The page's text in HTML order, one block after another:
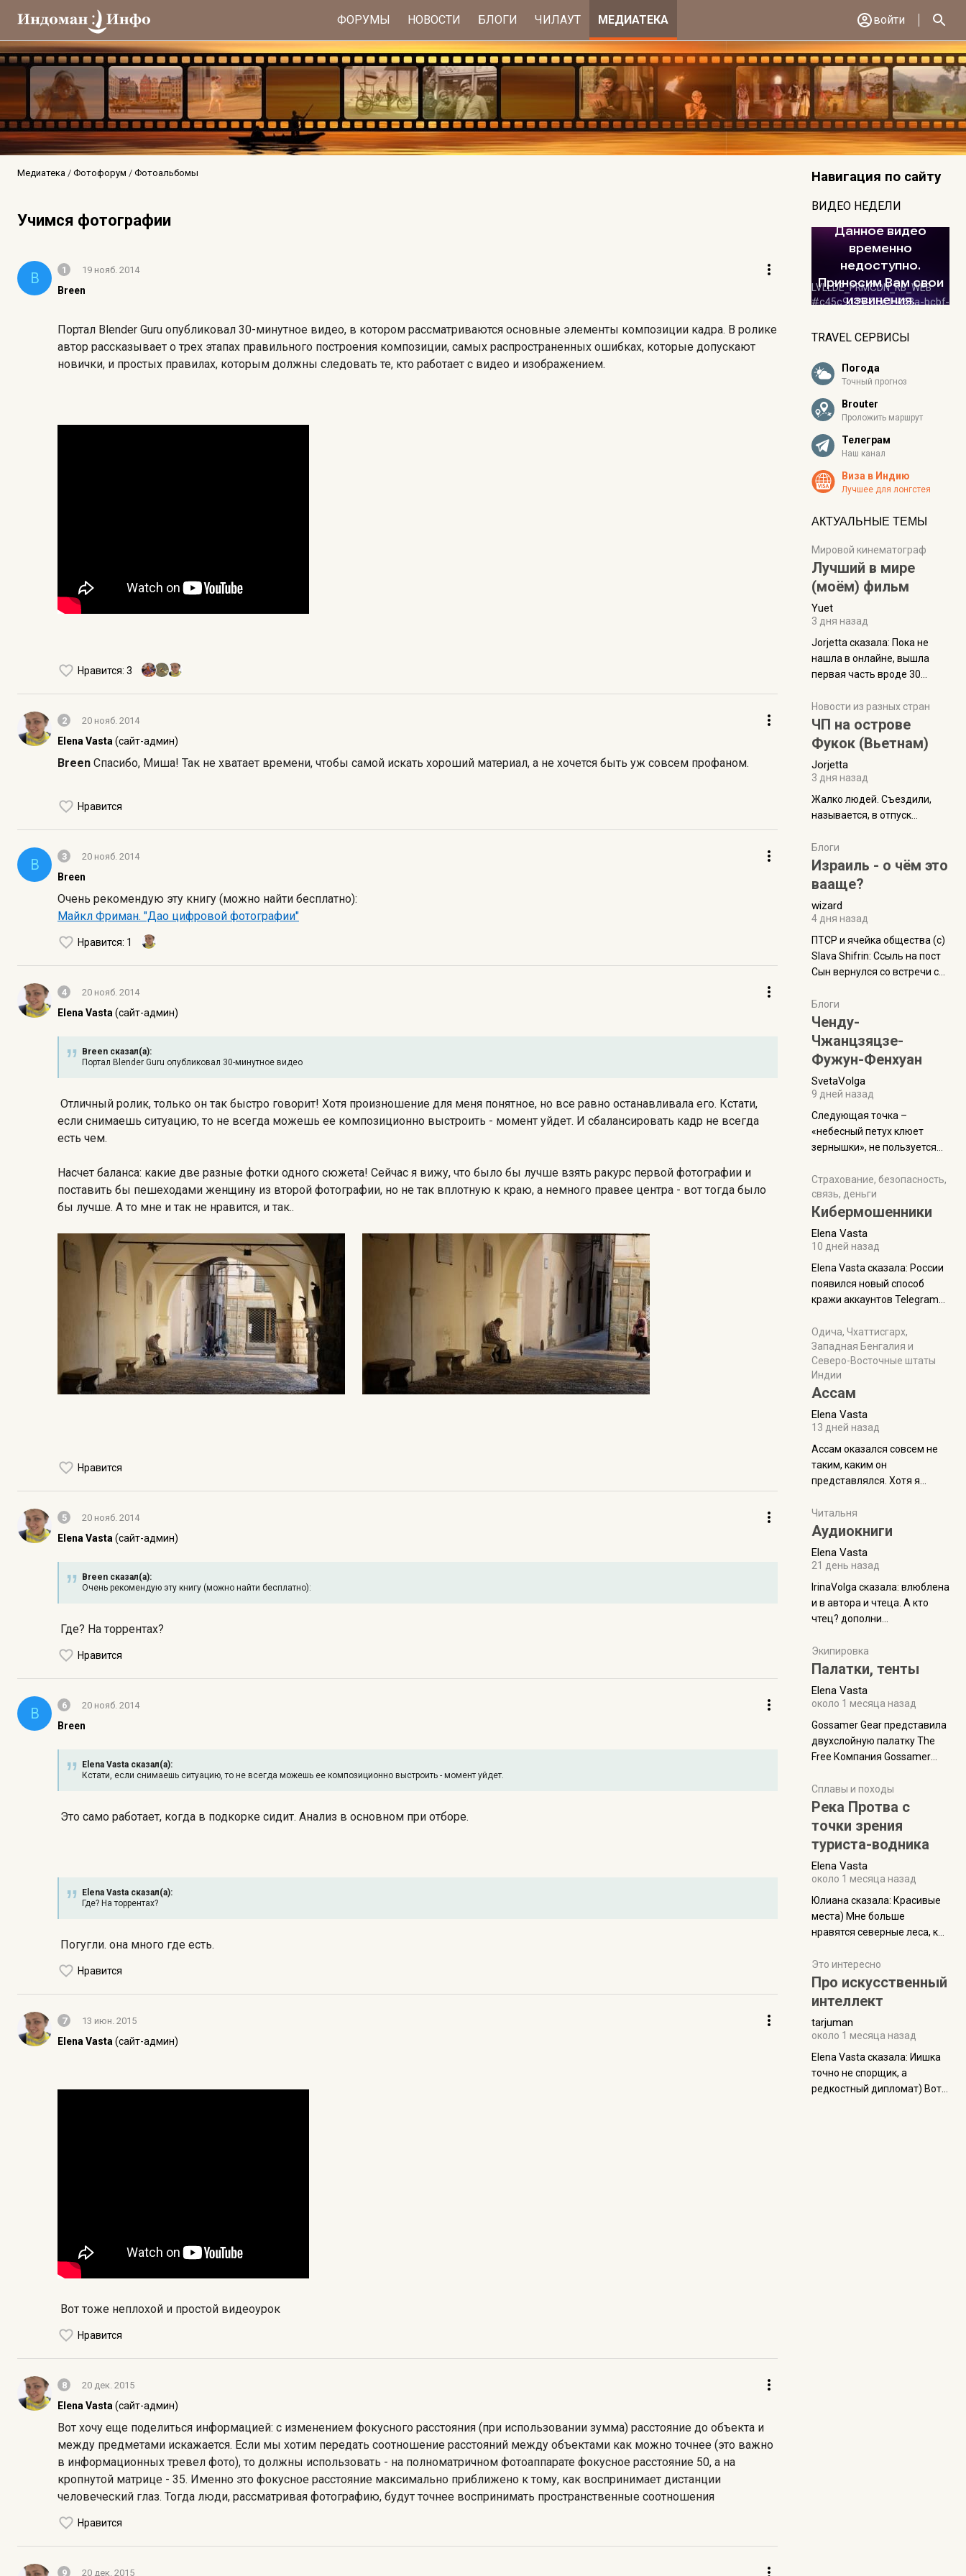
ФОРУМЫ НОВОСТИ БЛОГИ ЧИЛАУТ МЕДИАТЕКА войти
Медиатека Фотофорум Фотоальбомы
Учимся фотографии
B 1 19 нояб. 2014
Breen
Портал Blender Guru опубликовал 30-минутное видео, в котором рассматриваются основные элементы композиции кадра. В ролике
автор рассказывает о трех этапах правильного построения композиции, самых распространенных ошибках, которые допускают
новички, и простых правилах, которым должны следовать те, кто работает с видео и изображением.
Нравится: 3
2 20 нояб. 2014
Elena Vasta (сайт-админ)
Breen Спасибо, Миша! Так не хватает времени, чтобы самой искать хороший материал, а не хочется быть уж совсем профаном.
Нравится
B 3 20 нояб. 2014
Breen
Очень рекомендую эту книгу (можно найти бесплатно):
Майкл Фриман. "Дао цифровой фотографии"
Нравится: 1
4 20 нояб. 2014
Elena Vasta (сайт-админ)
Breen сказал(а):
Портал Blender Guru опубликовал 30-минутное видео
Отличный ролик, только он так быстро говорит! Хотя произношение для меня понятное, но все равно останавливала его. Кстати,
если снимаешь ситуацию, то не всегда можешь ее композиционно выстроить - момент уйдет. И сбалансировать кадр не всегда
есть чем.
Насчет баланса: какие две разные фотки одного сюжета! Сейчас я вижу, что было бы лучше взять ракурс первой фотографии и
поставить бы пешеходами женщину из второй фотографии, но не так вплотную к краю, а немного правее центра - вот тогда было
бы лучше. А то мне и так не нравится, и так..
Нравится
5 20 нояб. 2014
Elena Vasta (сайт-админ)
Breen сказал(а):
Очень рекомендую эту книгу (можно найти бесплатно):
Где? На торрентах?
Нравится
B 6 20 нояб. 2014
Breen
Elena Vasta сказал(а):
Кстати, если снимаешь ситуацию, то не всегда можешь ее композиционно выстроить - момент уйдет.
Это само работает, когда в подкорке сидит. Анализ в основном при отборе.
Elena Vasta сказал(а):
Где? На торрентах?
Погугли. она много где есть.
Нравится
7 13 июн. 2015
Elena Vasta (сайт-админ)
Вот тоже неплохой и простой видеоурок
Нравится
8 20 дек. 2015
Elena Vasta (сайт-админ)
Вот хочу еще поделиться информацией: с изменением фокусного расстояния (при использовании зумма) расстояние до объекта и
между предметами искажается. Если мы хотим передать соотношение расстояний между объектами как можно точнее (это важно
в информационных тревел фото), то должны использовать - на полноматричном фотоаппарате фокусное расстояние 50, а на
кропнутой матрице - 35. Именно это фокусное расстояние максимально приближено к тому, как воспринимает дистанции
человеческий глаз. Тогда люди, рассматривая фотографию, будут точнее воспринимать пространственные соотношения
Нравится
9 20 дек. 2015
Навигация по сайту
ВИДЕО НЕДЕЛИ
TRAVEL СЕРВИСЫ
Погода
Точный прогноз
Brouter
Проложить маршрут
Телеграм
Наш канал
Виза в Индию
Лучшее для лонгстея
АКТУАЛЬНЫЕ ТЕМЫ
Мировой кинематограф
Лучший в мире
(моём) фильм
Yuet
3 дня назад
Jorjetta сказалa: Пока не
нашла в онлайне, вышла
первая часть вроде 30
Дивали 8 ноября.
Новости из разных стран
ЧП на острове
Фукок (Вьетнам)
Jorjetta
3 дня назад
Жалко людей. Съездили,
называется, в отпуск...
Блоги
Израиль - о чём это
вааще?
wizard
4 дня назад
ПТСР и ячейка общества (с)
Slava Shifrin: Ссыль на пост
Сын вернулся со встречи с
уже, как демобилизовались,
а продолжают встречаться
почти каждую неделю) и с
порога сообщил: "Эйтан
разводится!" Эйтан -
мальчик из религиозной
семьи, из тех, кого называют
"вязаные кипы". С 2022-го
Блоги
Ченду-
Чжанцзяцзе-
Фужун-Фенхуан
SvetaVolga
9 дней назад
Следующая точка –
«небесный петух клюет
зернышки», не пользуется
заслужено, и чтобы попасть
на начало тропы показали
водителю карту, иначе
Пошли туда, потому что я
отзывов. По мне – сплошная
физуха, долгий спуск, потом
подъем по этому же пути.
Пока
Страхование, безопасность,
связь, деньги
Кибермошенники
Elena Vasta
10 дней назад
Elena Vasta сказалa: России
появился новый способ
кражи аккаунтов Telegram
Прочитайте! У моих двух
знакомых вот так увели
аккаунты
Одича, Чхаттисгарх,
Западная Бенгалия и
Северо-Восточные штаты
Индии
Ассам
Elena Vasta
13 дней назад
Ассам оказался совсем не
таким, каким он
представлялся. Хотя я
краешек, но все же схватила
ауру штата, как-то он меня
природа, мягкие
такая как бы переходная
ступень между привычной
нам Индией и остальными
надеюсь увидеть.
Читальня
Аудиокниги
Elena Vasta
21 день назад
IrinaVolga сказалa: влюблена
и в автора и чтеца. А кто
чтец? дополни
Экипировка
Палатки, тенты
Elena Vasta
около 1 месяца назад
Gossamer Gear представила
двухслойную палатку The
Free Компания Gossamer
туристическую палатку The
Free, которая стала первой
ультралегкой моделью в
ассортименте
производителя. Новинка
получила двухслойную
конструкцию с отдельным
внешним тентом и сетчатой
внутренней палаткой, а ее
комплектации составляет
около 845 г. Палатка весит
менее
Сплавы и походы
Река Протва с
точки зрения
туриста-водника
Elena Vasta
около 1 месяца назад
Юлиана сказалa: Красивые
места) Мне больше
нравятся северные леса, как
южной тайги
Это интересно
Про искусственный
интеллект
tarjuman
около 1 месяца назад
Elena Vasta сказалa: Иишка
точно не спорщик, а
редкостный дипломат) Вот,